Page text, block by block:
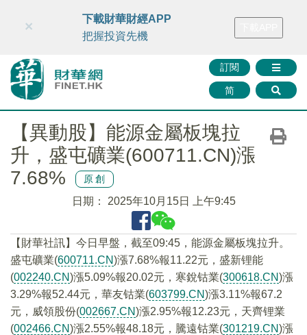
財華智庫網 FINTV FINMETA 財華證券 媒體矩陣
訂閱
简
×
下載財華財經APP
把握投資先機
【異動股】能源金屬板塊拉
升，盛屯礦業(600711.CN)漲
7.68%
原創
日期： 2025年10月15日 上午9:45
【財華社訊】今日早盤，截至09:45，能源金屬板塊拉升。
盛屯礦業(600711.CN)漲7.68%報11.22元，盛新锂能
(002240.CN)漲5.09%報20.02元，寒銳钴業(300618.CN)漲
3.29%報52.44元，華友钴業(603799.CN)漲3.11%報67.2
元，威領股份(002667.CN)漲2.95%報12.23元，天齊锂業
(002466.CN)漲2.55%報48.18元，騰遠钴業(301219.CN)漲